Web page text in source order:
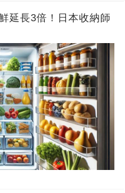
延長3倍！日本收納師